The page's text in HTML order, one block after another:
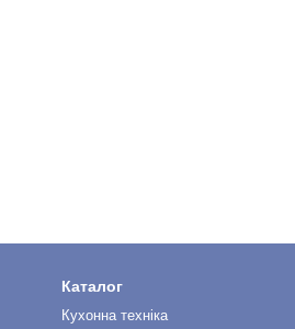
Каталог
Кухонна техніка